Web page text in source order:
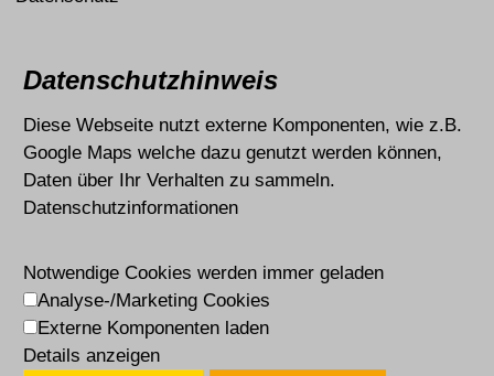
Datenschutzhinweis
Diese Webseite nutzt externe Komponenten, wie z.B.
Google Maps welche dazu genutzt werden können,
Daten über Ihr Verhalten zu sammeln.
Datenschutzinformationen
Notwendige Cookies werden immer geladen
Analyse-/Marketing Cookies
Externe Komponenten laden
Details anzeigen